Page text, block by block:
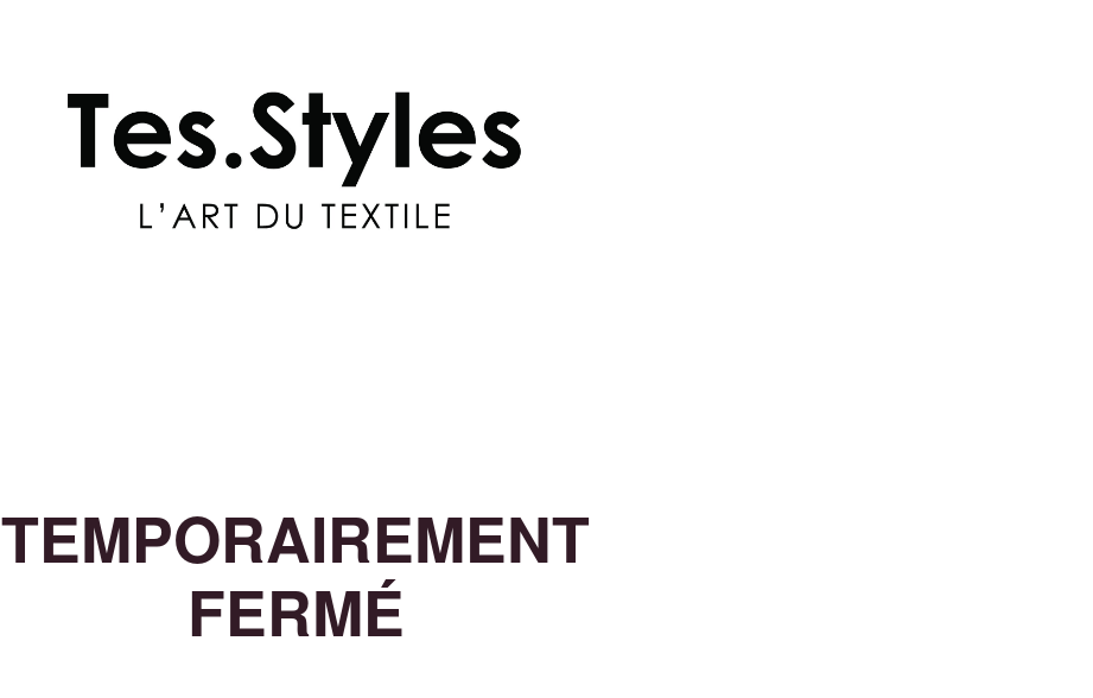
TEMPORAIREMENT
FERMÉ